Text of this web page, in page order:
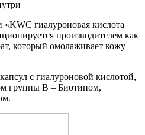
гиалуроновая кислота
производителем как
который омолаживает кожу
с гиалуроновой кислотой,
группы В – Биотином,